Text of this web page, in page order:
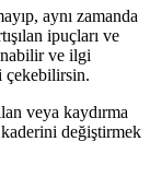
aynı zamanda
ipuçları ve
ve ilgi
çekebilirsin.
veya kaydırma
değiştirmek